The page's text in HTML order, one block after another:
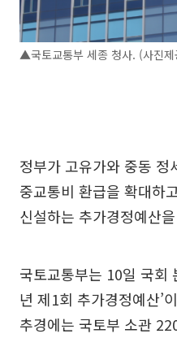
▲국토교통부 세종 청사. (사진제
정부가 고유가와 중동 정
중교통비 환급을 확대하
신설하는 추가경정예산
국토교통부는 10일 국회
년 제1회 추가경정예산’
추경에는 국토부 소관